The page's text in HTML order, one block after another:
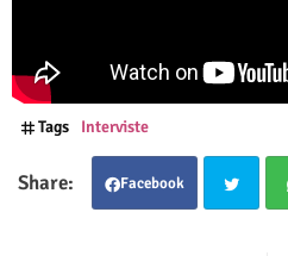
Tags Interviste
Facebook